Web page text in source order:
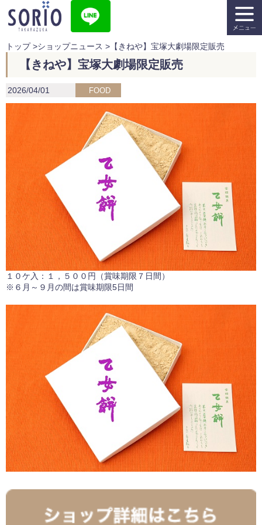
トップ>ショップニュース > 【きねや】宝塚大劇場限定販売
【きねや】宝塚大劇場限定販売
2026/04/01 FOOD
１０ケ入：１，５００円（賞味期限７日間）
※６月～９月の間は賞味期限5日間